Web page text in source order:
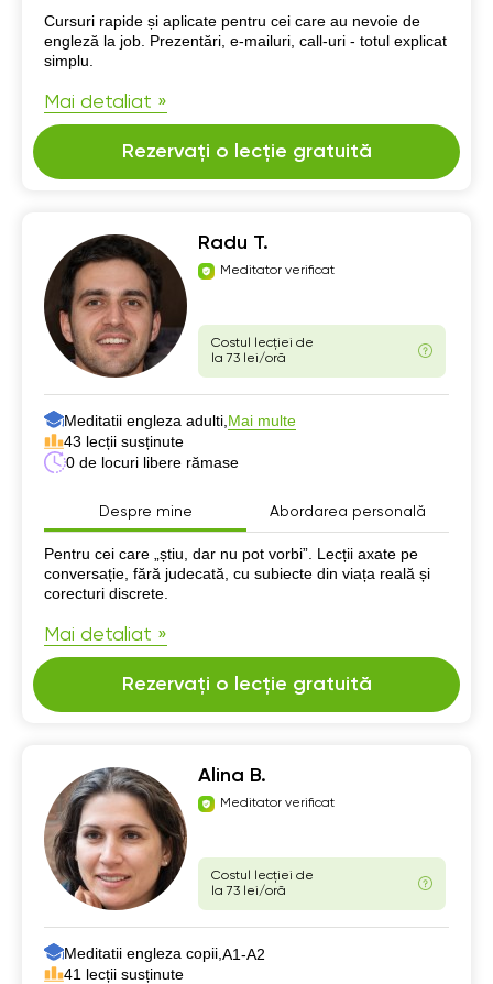
Despre mine
Cursuri rapide și aplicate pentru cei care au nevoie de
engleză la job. Prezentări, e-mailuri, call-uri - totul explicat
simplu.
Mai detaliat »
Rezervați o lecție gratuită
Radu T.
Meditator verificat
Costul lecției de
la 73 lei/oră
Meditatii engleza adulti, Mai multe
43 lecții susținute
0 de locuri libere rămase
Despre mine Abordarea personală
Despre mine
Pentru cei care „știu, dar nu pot vorbi”. Lecții axate pe
conversație, fără judecată, cu subiecte din viața reală și
corecturi discrete.
Mai detaliat »
Rezervați o lecție gratuită
Alina B.
Meditator verificat
Costul lecției de
la 73 lei/oră
Meditatii engleza copii, А1-А2
41 lecții susținute